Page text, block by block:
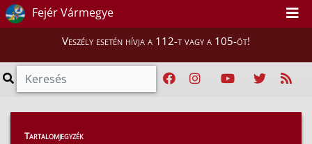
Fejér Vármegye
Veszély esetén hívja a 112-t vagy a 105-öt!
Esemény részletei
Tartalomjegyzék